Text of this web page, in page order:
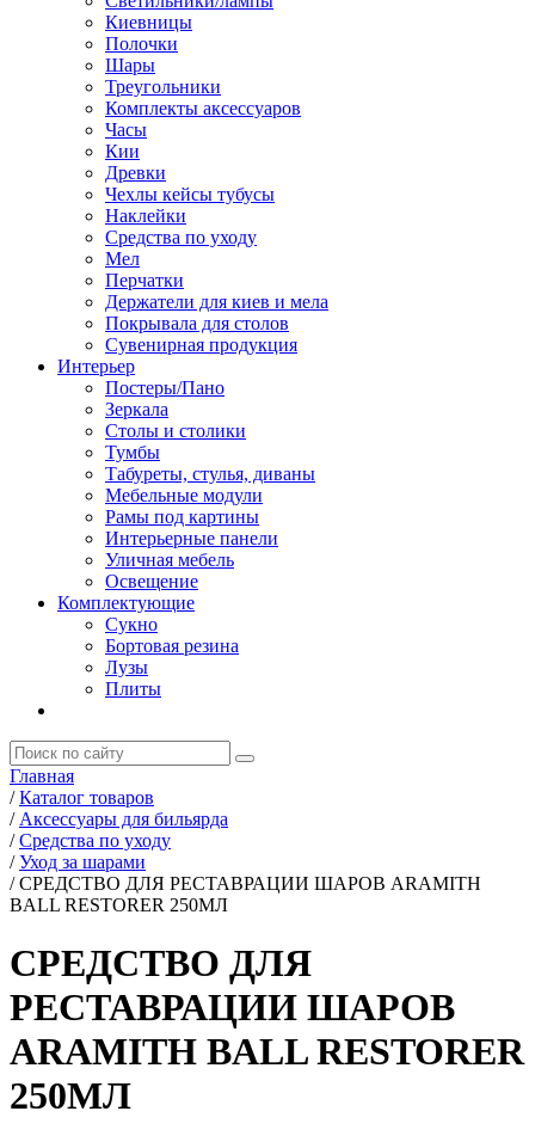
Киевницы
Полочки
Шары
Треугольники
Комплекты аксессуаров
Часы
Кии
Древки
Чехлы кейсы тубусы
Наклейки
Средства по уходу
Мел
Перчатки
Держатели для киев и мела
Покрывала для столов
Сувенирная продукция
Интерьер
Постеры/Пано
Зеркала
Столы и столики
Тумбы
Табуреты, стулья, диваны
Мебельные модули
Рамы под картины
Интерьерные панели
Уличная мебель
Освещение
Комплектующие
Сукно
Бортовая резина
Лузы
Плиты
Главная
/ Каталог товаров
/ Аксессуары для бильярда
/ Средства по уходу
/ Уход за шарами
/ СРЕДСТВО ДЛЯ РЕСТАВРАЦИИ ШАРОВ ARAMITH
BALL RESTORER 250МЛ
СРЕДСТВО ДЛЯ
РЕСТАВРАЦИИ ШАРОВ
ARAMITH BALL RESTORER
250МЛ